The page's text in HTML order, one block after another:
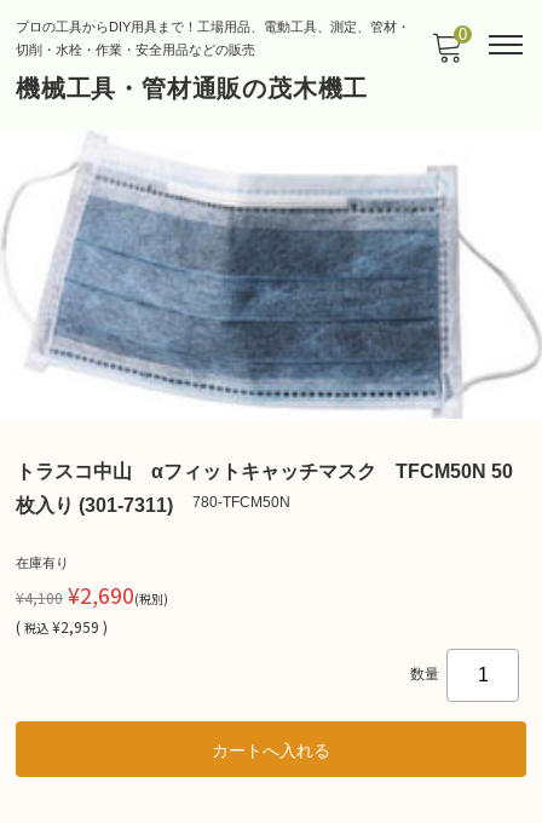
プロの工具からDIY用具まで！工場用品、電動工具、測定、管材・
切削・水栓・作業・安全用品などの販売
機械工具・管材通販の茂木機工
0
トラスコ中山 αフィットキャッチマスク TFCM50N 50
枚入り (301-7311)
780-TFCM50N
在庫有り
¥4,100 ¥2,690(税別)
( 税込 ¥2,959 )
数量